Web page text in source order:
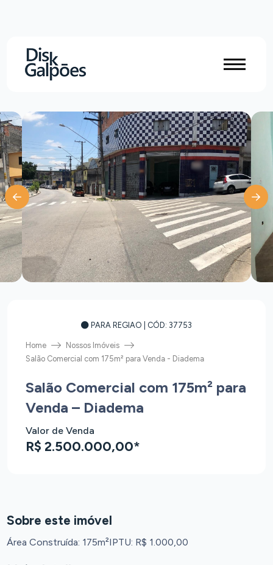
PARA REGIAO | CÓD: 37753
Home
Nossos Imóveis
Salão Comercial com 175m² para Venda - Diadema
Salão Comercial com 175m² para
Venda – Diadema
Valor de Venda
R$ 2.500.000,00*
Sobre este imóvel
Área Construída: 175m²IPTU: R$ 1.000,00